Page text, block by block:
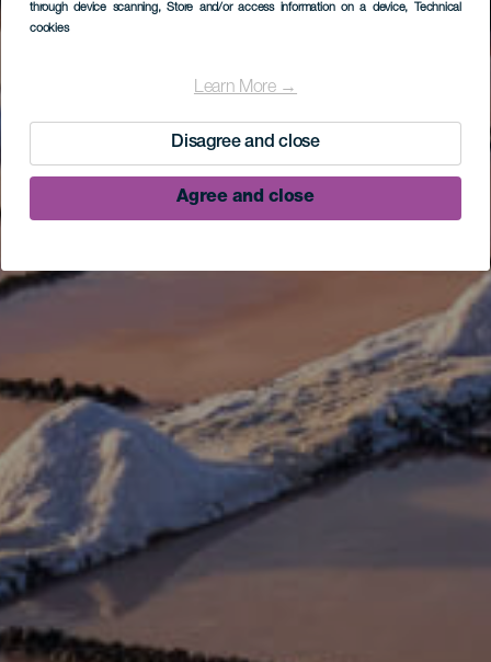
through device scanning, Store and/or access information on a device, Technical
cookies
Learn More →
Disagree and close
Agree and close